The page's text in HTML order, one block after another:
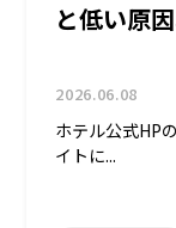
と低い原
2026.06.08
ホテル公式HP
イトに...